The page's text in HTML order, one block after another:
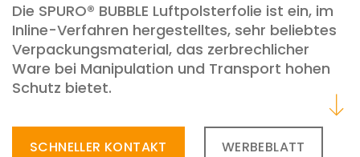
Die SPURO® BUBBLE Luftpolsterfolie ist ein, im
Inline-Verfahren hergestelltes, sehr beliebtes
Verpackungsmaterial, das zerbrechlicher
Ware bei Manipulation und Transport hohen
Schutz bietet.
SCHNELLER KONTAKT WERBEBLATT